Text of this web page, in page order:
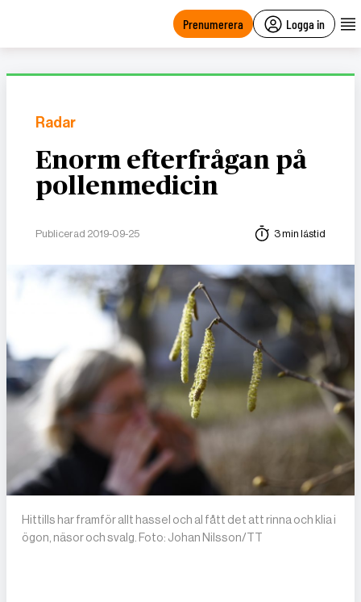
Prenumerera Logga in
Radar
Enorm efterfrågan på
pollenmedicin
Publicerad 2019-09-25 3 min lästid
Hittills har framför allt hassel och al fått det att rinna och klia i
ögon, näsor och svalg. Foto: Johan Nilsson/TT